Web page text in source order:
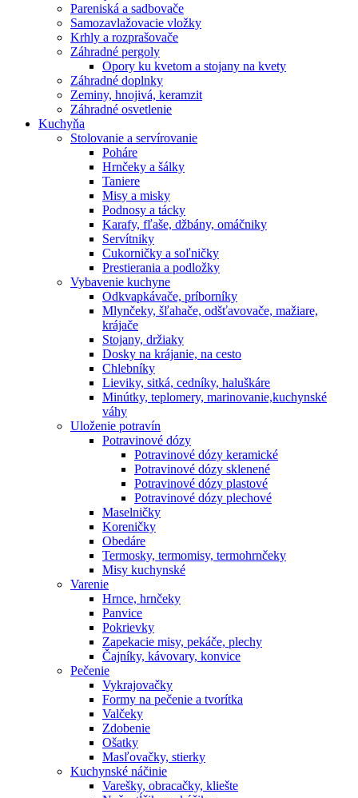
Pareniská a sadbovače
Samozavlažovacie vložky
Krhly a rozprašovače
Záhradné pergoly
Opory ku kvetom a stojany na kvety
Záhradné doplnky
Zeminy, hnojivá, keramzit
Záhradné osvetlenie
Kuchyňa
Stolovanie a servírovanie
Poháre
Hrnčeky a šálky
Taniere
Misy a misky
Podnosy a tácky
Karafy, fľaše, džbány, omáčniky
Servítniky
Cukorničky a soľničky
Prestierania a podložky
Vybavenie kuchyne
Odkvapkávače, príborníky
Mlynčeky, šľahače, odšťavovače, mažiare,
krájače
Stojany, držiaky
Dosky na krájanie, na cesto
Chlebníky
Lieviky, sitká, cedníky, haluškáre
Minútky, teplomery, marinovanie,kuchynské
váhy
Uloženie potravín
Potravinové dózy
Potravinové dózy keramické
Potravinové dózy sklenené
Potravinové dózy plastové
Potravinové dózy plechové
Maselničky
Koreničky
Obedáre
Termosky, termomisy, termohrnčeky
Misy kuchynské
Varenie
Hrnce, hrnčeky
Panvice
Pokrievky
Zapekacie misy, pekáče, plechy
Čajníky, kávovary, konvice
Pečenie
Vykrajovačky
Formy na pečenie a tvorítka
Valčeky
Zdobenie
Ošatky
Masľovačky, stierky
Kuchynské náčinie
Varešky, obracačky, kliešte